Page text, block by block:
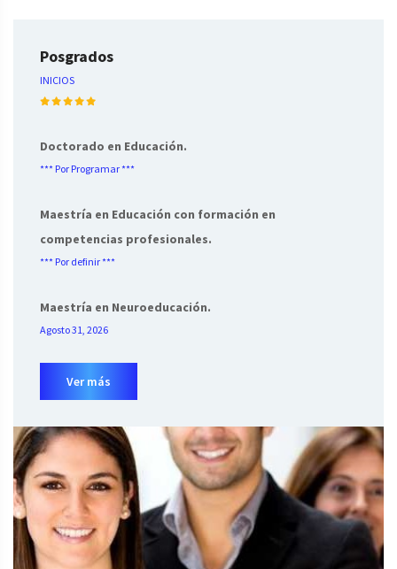
Posgrados
INICIOS
Doctorado en Educación.
*** Por Programar ***
Maestría en Educación con formación en
competencias profesionales.
*** Por definir ***
Maestría en Neuroeducación.
Agosto 31, 2026
Ver más